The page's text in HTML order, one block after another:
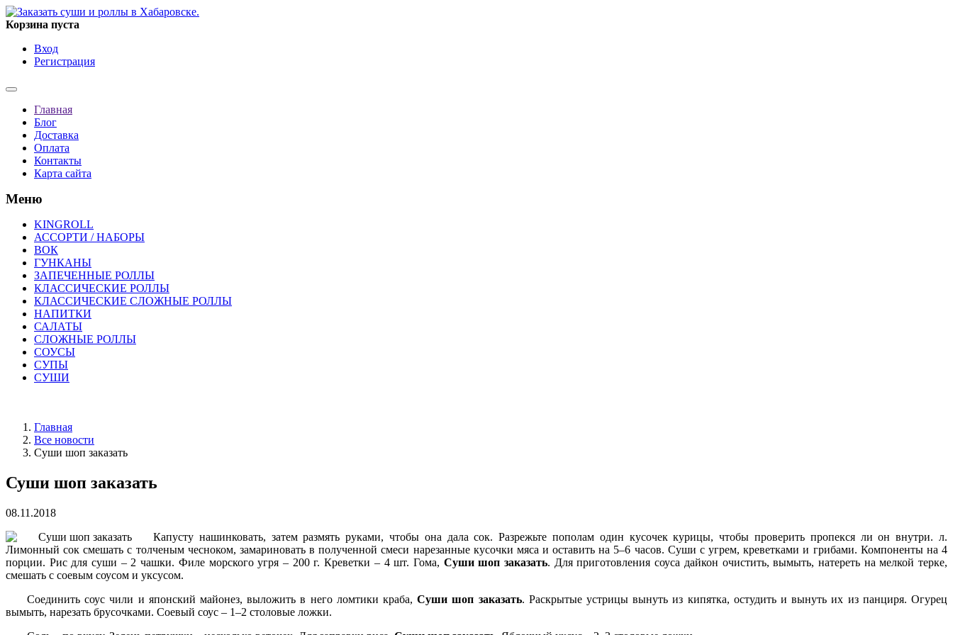
Корзина пуста
Вход
Регистрация
Главная
Блог
Доставка
Оплата
Контакты
Карта сайта
Меню
KINGROLL
АССОРТИ / НАБОРЫ
ВОК
ГУНКАНЫ
ЗАПЕЧЕННЫЕ РОЛЛЫ
КЛАССИЧЕСКИЕ РОЛЛЫ
КЛАССИЧЕСКИЕ СЛОЖНЫЕ РОЛЛЫ
НАПИТКИ
САЛАТЫ
СЛОЖНЫЕ РОЛЛЫ
СОУСЫ
СУПЫ
СУШИ
Главная
Все новости
Суши шоп заказать
Суши шоп заказать
08.11.2018
Капусту нашинковать, затем размять руками, чтобы она дала сок. Разрежьте пополам один кусочек курицы, чтобы проверить пропекся ли он внутри. л.
Лимонный сок смешать с толченым чесноком, замариновать в полученной смеси нарезанные кусочки мяса и оставить на 5–6 часов. Суши с угрем, креветками и грибами. Компоненты на 4
порции. Рис для суши – 2 чашки. Филе морского угря – 200 г. Креветки – 4 шт. Гома, Суши шоп заказать. Для приготовления соуса дайкон очистить, вымыть, натереть на мелкой терке,
смешать с соевым соусом и уксусом.
Соединить соус чили и японский майонез, выложить в него ломтики краба,Суши шоп заказать. Раскрытые устрицы вынуть из кипятка, остудить и вынуть их из панциря. Огурец
вымыть, нарезать брусочками. Соевый соус – 1–2 столовые ложки.